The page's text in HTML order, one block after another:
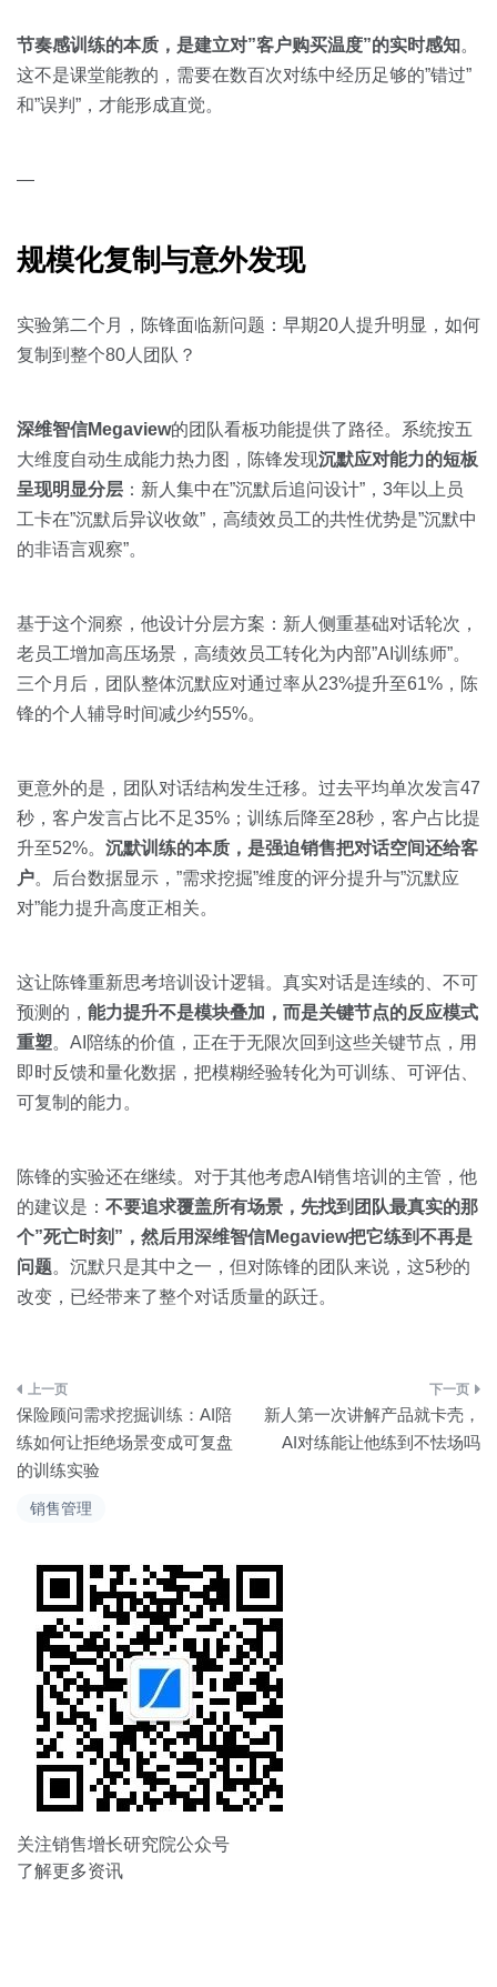
销售管理
节奏感训练的本质，是建立对”客户购买温度”的实时感知。
这不是课堂能教的，需要在数百次对练中经历足够的”错过”
和”误判”，才能形成直觉。
—
规模化复制与意外发现
实验第二个月，陈锋面临新问题：早期20人提升明显，如何
复制到整个80人团队？
深维智信Megaview的团队看板功能提供了路径。系统按五
大维度自动生成能力热力图，陈锋发现沉默应对能力的短板
呈现明显分层 ：新人集中在”沉默后追问设计”，3年以上员
工卡在”沉默后异议收敛”，高绩效员工的共性优势是”沉默中
的非语言观察”。
基于这个洞察，他设计分层方案：新人侧重基础对话轮次，
老员工增加高压场景，高绩效员工转化为内部”AI训练师”。
三个月后，团队整体沉默应对通过率从23%提升至61%，陈
锋的个人辅导时间减少约55%。
更意外的是，团队对话结构发生迁移。过去平均单次发言47
秒，客户发言占比不足35%；训练后降至28秒，客户占比提
升至52%。 沉默训练的本质，是强迫销售把对话空间还给客
户。后台数据显示，”需求挖掘”维度的评分提升与”沉默应
对”能力提升高度正相关。
这让陈锋重新思考培训设计逻辑。真实对话是连续的、不可
预测的， 能力提升不是模块叠加，而是关键节点的反应模式
重塑。AI陪练的价值，正在于无限次回到这些关键节点，用
即时反馈和量化数据，把模糊经验转化为可训练、可评估、
可复制的能力。
陈锋的实验还在继续。对于其他考虑AI销售培训的主管，他
的建议是： 不要追求覆盖所有场景，先找到团队最真实的那
个”死亡时刻”，然后用深维智信Megaview把它练到不再是
问题。沉默只是其中之一，但对陈锋的团队来说，这5秒的
改变，已经带来了整个对话质量的跃迁。
文
章
导
保险顾问需求挖掘训练：AI陪
练如何让拒绝场景变成可复盘
的训练实验
新人第一次讲解产品就卡壳，
AI对练能让他练到不怯场吗
关注销售增长研究院公众号
了解更多资讯